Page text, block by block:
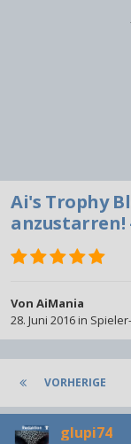
Ai's Trophy
anzustarren!
Von AiMania
28. Juni 2016in
VORHERIGE
glupi74